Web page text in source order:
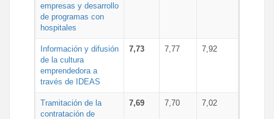
empresas y desarrollo
de programas con
hospitales
Información y difusión
de la cultura
emprendedora a
través de IDEAS
7,73 7,77 7,92
Tramitación de la
contratación de
7,69 7,70 7,02